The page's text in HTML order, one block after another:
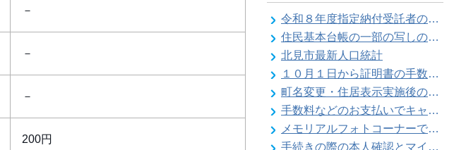
－
－
－
200円
令和８年度指定納付受託者の指定について
住民基本台帳の一部の写しの閲覧状況
北見市最新人口統計
１０月１日から証明書の手数料が変わります
町名変更・住居表示実施後の住所変更
手数料などのお支払いでキャッシュレス決済が利用できます
メモリアルフォトコーナーで記念撮影はいかがですか
手続きの際の本人確認とマイナンバーの確認にご協力ください